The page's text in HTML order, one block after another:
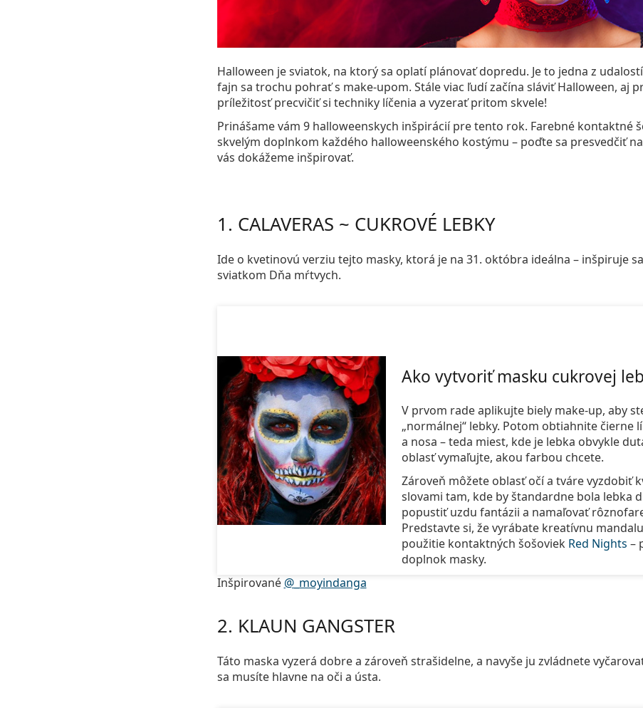
Halloween je sviatok, na ktorý sa oplatí plánovať dopredu. Je to jedna z
fajn sa trochu pohrať s make-upom. Stále viac ľudí začína sláviť Halloween, aj
príležitosť precvičiť si techniky líčenia a vyzerať pritom skvele!
Prinášame vám 9 halloweenskych inšpirácií pre tento rok. Farebné kontaktné
skvelým doplnkom každého halloweenského kostýmu – poďte sa presvedčiť
vás dokážeme inšpirovať.
1. CALAVERAS ~ CUKROVÉ LEBKY
Ide o kvetinovú verziu tejto masky, ktorá je na 31. októbra ideálna – inšpiruje
sviatkom Dňa mŕtvych.
Ako vytvoriť masku cukrovej
V prvom rade aplikujte biely make-up, aby
„normálnej“ lebky. Potom obtiahnite čierne
a nosa – teda miest, kde je lebka obvykle
oblasť vymaľujte, akou farbou chcete.
Zároveň môžete oblasť očí a tváre vyzdobiť
slovami tam, kde by štandardne bola lebka
popustiť uzdu fantázii a namaľovať
Predstavte si, že vyrábate kreatívnu
použitie kontaktných šošoviek Red Nights –
doplnok masky.
Inšpirované @_moyindanga
2. KLAUN GANGSTER
Táto maska vyzerá dobre a zároveň strašidelne, a navyše ju zvládnete
sa musíte hlavne na oči a ústa.